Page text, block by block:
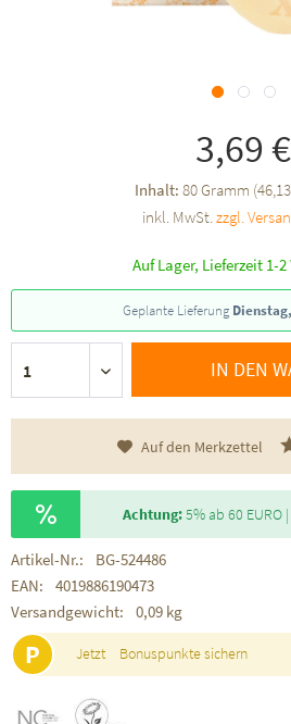
3,69 €
Inhalt: 80 Gramm
inkl. MwSt.zzgl.
Auf Lager, Lieferzeit 1-
Geplante Lieferung
IN DEN
Auf den Merkzettel
Achtung:5% ab 60 EURO
Artikel-Nr.:
BG-524486
EAN:
4019886190473
Versandgewicht:
0,09 kg
P Jetzt Bonuspunkte sichern